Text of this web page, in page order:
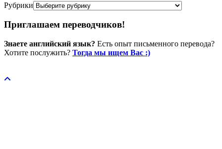
Рубрики
Приглашаем переводчиков!
Знаете английский язык? Есть опыт письменного перевода?
Хотите послужить? Тогда мы ищем Вас :)